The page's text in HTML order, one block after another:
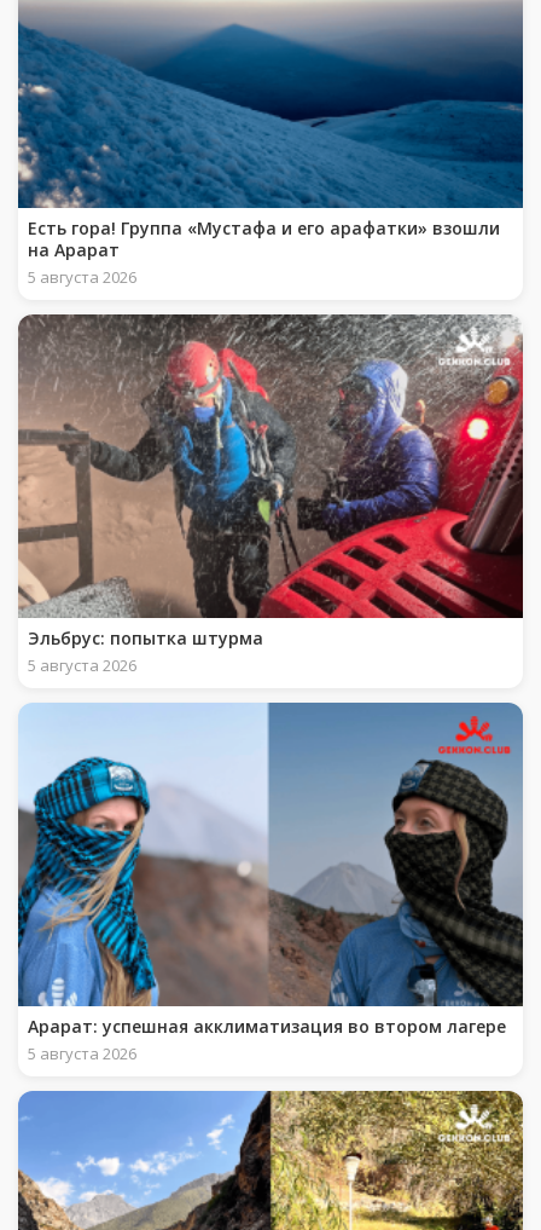
Есть гора! Группа «Мустафа и его арафатки» взошли
на Арарат
5 августа 2026
Эльбрус: попытка штурма
5 августа 2026
Арарат: успешная акклиматизация во втором лагере
5 августа 2026